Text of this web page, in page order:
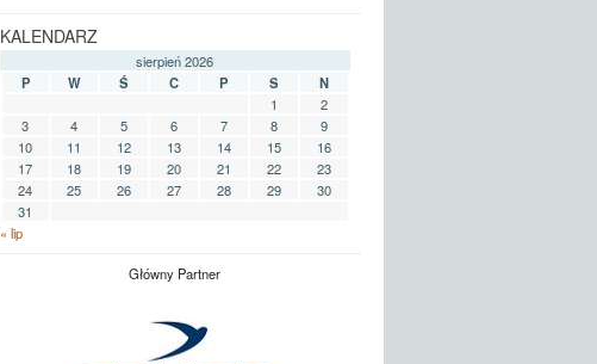
KALENDARZ
sierpień 2026
P
W Ś C P S
N
1
2
3
4 5 6 7 8
9
10
11 12 13 14 15
16
17
18 19 20 21 22
23
24
25 26 27 28 29
30
31
« lip
Główny Partner